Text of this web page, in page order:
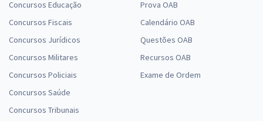
Concursos Educação
Concursos Fiscais
Concursos Jurídicos
Concursos Militares
Concursos Policiais
Concursos Saúde
Concursos Tribunais
Prova OAB
Calendário OAB
Questões OAB
Recursos OAB
Exame de Ordem